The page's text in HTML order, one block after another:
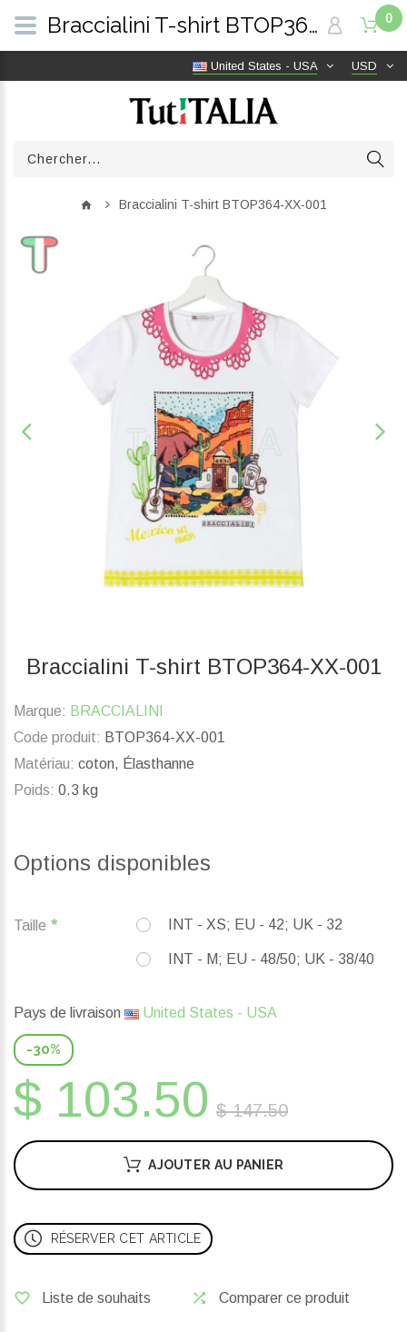
USD
United States - USA
0
Braccialini T-shirt BTOP364-XX-001
Braccialini T-shirt BTOP364-XX-001
Marque: BRACCIALINI
Code produit: BTOP364-XX-001
Matériau: coton, Élasthanne
Poids: 0.3 kg
Options disponibles
Taille INT - XS; EU - 42; UK - 32
INT - M; EU - 48/50; UK - 38/40
Pays de livraison United States - USA
-30%
$ 103.50 $ 147.50
AJOUTER AU PANIER
RÉSERVER CET ARTICLE
Liste de souhaits Comparer ce produit
Braccialini T-shirt BTOP364-XX-001 | TutITALIA